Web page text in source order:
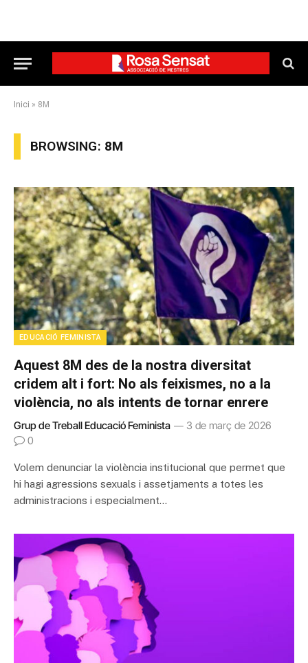
Inici » 8M
BROWSING: 8M
EDUCACIÓ FEMINISTA
Aquest 8M des de la nostra diversitat
cridem alt i fort: No als feixismes, no a la
violència, no als intents de tornar enrere
Grup de Treball Educació Feminista
3 de març de 2026
0
Volem denunciar la violència institucional que permet que
hi hagi agressions sexuals i assetjaments a totes les
administracions i especialment…